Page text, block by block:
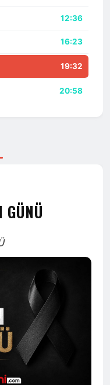
12:36
16:23
19:32
20:58
GÜNÜ